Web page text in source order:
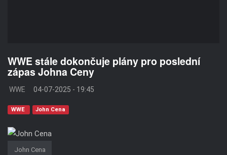
WWE stále dokončuje plány pro poslední
zápas Johna Ceny
WWE 04-07-2025 - 19:45
WWE John Cena
John Cena